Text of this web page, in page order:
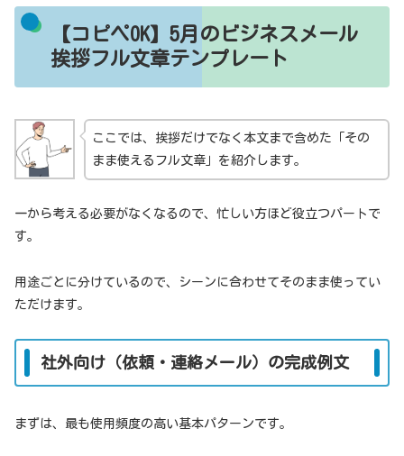
【コピペOK】5月のビジネスメール
挨拶フル文章テンプレート
ここでは、挨拶だけでなく本文まで含めた「その
まま使えるフル文章」を紹介します。
一から考える必要がなくなるので、忙しい方ほど役立つパートで
す。
用途ごとに分けているので、シーンに合わせてそのまま使ってい
ただけます。
社外向け（依頼・連絡メール）の完成例文
まずは、最も使用頻度の高い基本パターンです。